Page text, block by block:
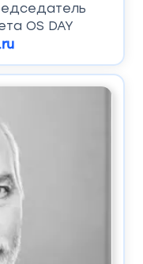
OS DAY